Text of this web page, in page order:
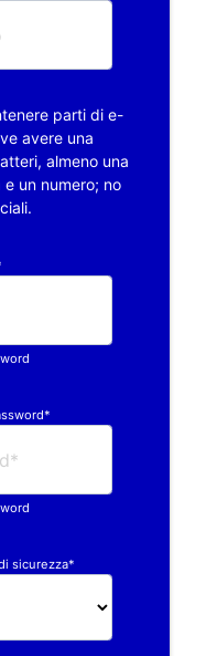
parti di e-
avere una
almeno una
e un numero; no
sicurezza*